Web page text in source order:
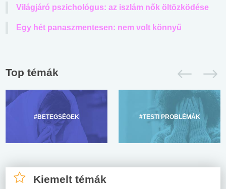
Világjáró pszichológus: az iszlám nők öltözködése
Egy hét panaszmentesen: nem volt könnyű
Top témák
#BETEGSÉGEK #TESTI PROBLÉMÁK
Kiemelt témák